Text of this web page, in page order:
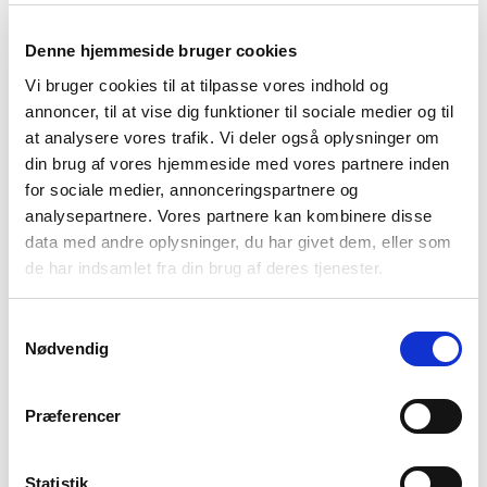
Denne hjemmeside bruger cookies
Vi bruger cookies til at tilpasse vores indhold og
annoncer, til at vise dig funktioner til sociale medier og til
at analysere vores trafik. Vi deler også oplysninger om
din brug af vores hjemmeside med vores partnere inden
for sociale medier, annonceringspartnere og
analysepartnere. Vores partnere kan kombinere disse
data med andre oplysninger, du har givet dem, eller som
de har indsamlet fra din brug af deres tjenester.
Nødvendig
Præferencer
Statistik
Tal sammen om kommunikation og sprog
Hvis du vil tale med barnet om at forstå andres
kommunikation og sprog, så gør det, når der er ro på,
og barnet er inde i en god periode.
Tænk gerne i nogle visuelle hjælpemidler, som kan
understøtte snakken. I stedet for at have
så sid sammen og kig på et papir, hvor du fx tegner de
Tændstikmænd eller smileys fungerer ofte godt.
Hvis du oplever, at barnet ikke er klar til snakken, så